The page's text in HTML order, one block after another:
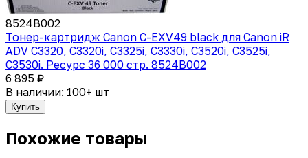
8524B002
Тонер-картридж Canon C-EXV49 black для Canon iR
ADV C3320, C3320i, C3325i, C3330i, C3520i, C3525i,
C3530i. Ресурс 36 000 стр. 8524B002
6 895 ₽
В наличии: 100+ шт
Купить
Похожие товары